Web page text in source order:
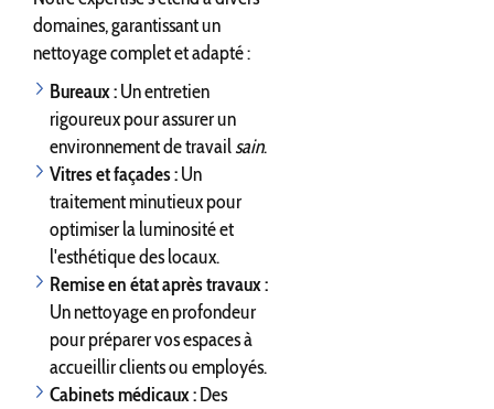
domaines, garantissant un
nettoyage complet et adapté :
Bureaux :Un entretien
rigoureux pour assurer un
environnement de travailsain.
Vitres et façades :Un
traitement minutieux pour
optimiser la luminosité et
l'esthétique des locaux.
Remise en état après travaux :
Un nettoyage en profondeur
pour préparer vos espaces à
accueillir clients ou employés.
Cabinets médicaux :Des